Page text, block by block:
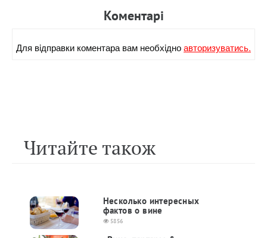
Коментарi
Для вiдправки коментара вам необхiдноавторизуватись.
Читайте також
Несколько интересных
фактов о вине
5856